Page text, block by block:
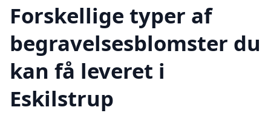
Forskellige typer af
begravelsesblomster du
kan få leveret i
Eskilstrup